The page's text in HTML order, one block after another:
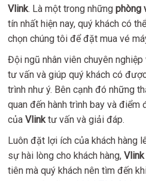
Vlink. Là một trong nhữngphòng
tín nhất hiện nay, quý khách có
chọn chúng tôi để đặt mua vé
Đội ngũ nhân viên chuyên
tư vấn và giúp quý khách có
trình như ý. Bên cạnh đó những
quan đến hành trình bay và
củaVlinktư vấn và giải đáp.
Luôn đặt lợi ích của khách hàng
sự hài lòng cho khách hàng,Vlink
tiên mà quý khách nên tìm đến